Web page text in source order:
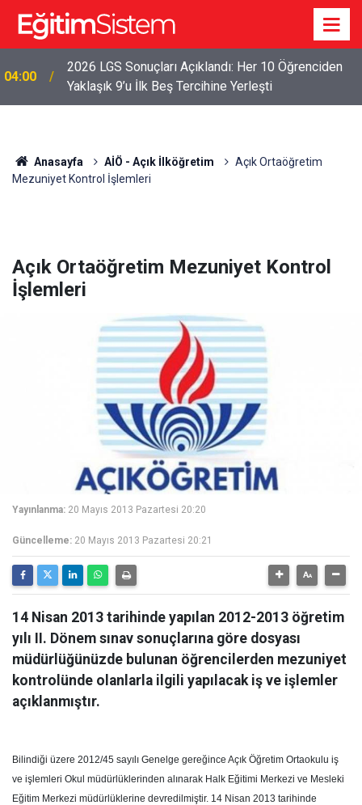
04:00
2026 LGS Sonuçları Açıklandı: Her 10 Öğrenciden
Yaklaşık 9’u İlk Beş Tercihine Yerleşti
Anasayfa AİÖ - Açık İlköğretim
Açık Ortaöğretim
Mezuniyet Kontrol İşlemleri
Açık Ortaöğretim Mezuniyet Kontrol
İşlemleri
Yayınlanma: 20 Mayıs 2013 Pazartesi 20:20
Güncelleme: 20 Mayıs 2013 Pazartesi 20:21
14 Nisan 2013 tarihinde yapılan 2012-2013 öğretim
yılı II. Dönem sınav sonuçlarına göre dosyası
müdürlüğünüzde bulunan öğrencilerden mezuniyet
kontrolünde olanlarla ilgili yapılacak iş ve işlemler
açıklanmıştır.
Bilindiği üzere 2012/45 sayılı Genelge gereğince Açık Öğretim Ortaokulu iş
ve işlemleri Okul müdürlüklerinden alınarak Halk Eğitimi Merkezi ve Mesleki
Eğitim Merkezi müdürlüklerine devredilmiştir. 14 Nisan 2013 tarihinde